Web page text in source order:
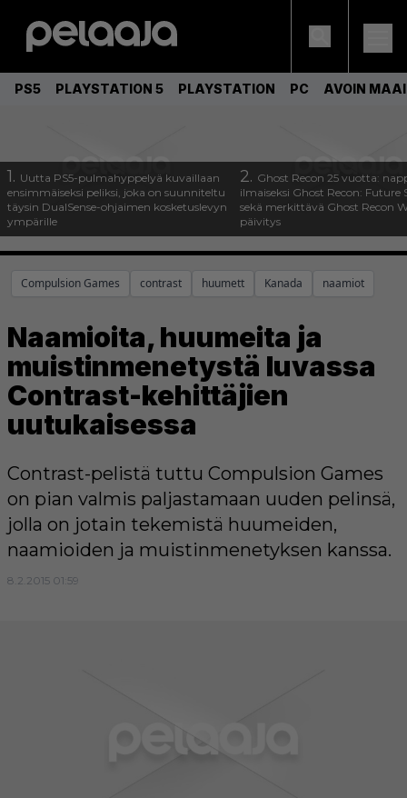
PS5 PLAYSTATION 5 PLAYSTATION PC AVOIN
1. Uutta PS5-pulmahyppelyä kuvaillaan
ensimmäiseksi peliksi, joka on suunniteltu
täysin DualSense-ohjaimen kosketuslevyn
ympärille
2. Ghost Recon 25 vuotta:
ilmaiseksi Ghost Recon: Future
sekä merkittävä Ghost Recon
päivitys
Compulsion Games contrast huumett Kanada naamiot
Naamioita, huumeita ja
muistinmenetystä luvassa
Contrast-kehittäjien
uutukaisessa
Contrast-pelistä tuttu Compulsion Games
on pian valmis paljastamaan uuden pelinsä,
jolla on jotain tekemistä huumeiden,
naamioiden ja muistinmenetyksen kanssa.
8.2.2015 01:59